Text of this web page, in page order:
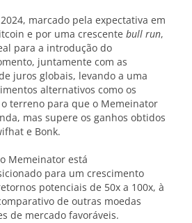
marcado pela expectativa em
e por uma crescente bull run,
para a introdução do
juntamente com as
juros globais, levando a uma
alternativos como os
terreno para que o Memeinator
mas supere os ganhos obtidos
e Bonk.
Memeinator está
para um crescimento
potenciais de 50x a 100x, à
de outras moedas
de mercado favoráveis.